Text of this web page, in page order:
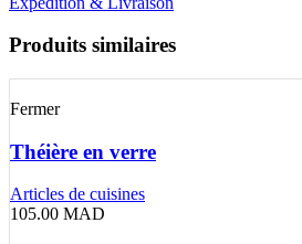
Produits similaires
Fermer
Théière en verre
Articles de cuisines
105.00 MAD